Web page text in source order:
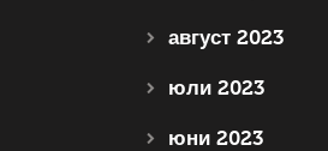
август 2023
юли 2023
юни 2023